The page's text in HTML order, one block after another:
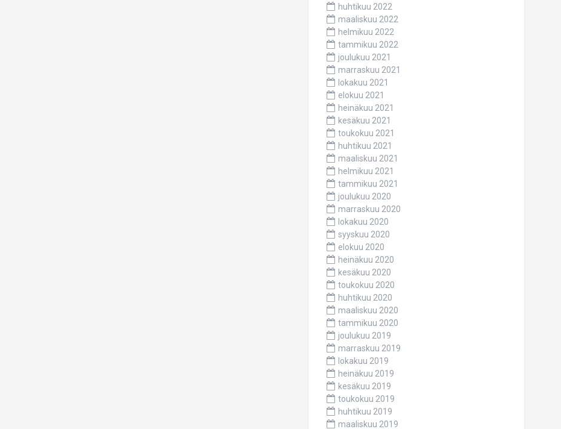
huhtikuu 2022
maaliskuu 2022
helmikuu 2022
tammikuu 2022
joulukuu 2021
marraskuu 2021
lokakuu 2021
elokuu 2021
heinäkuu 2021
kesäkuu 2021
toukokuu 2021
huhtikuu 2021
maaliskuu 2021
helmikuu 2021
tammikuu 2021
joulukuu 2020
marraskuu 2020
lokakuu 2020
syyskuu 2020
elokuu 2020
heinäkuu 2020
kesäkuu 2020
toukokuu 2020
huhtikuu 2020
maaliskuu 2020
tammikuu 2020
joulukuu 2019
marraskuu 2019
lokakuu 2019
heinäkuu 2019
kesäkuu 2019
toukokuu 2019
huhtikuu 2019
maaliskuu 2019